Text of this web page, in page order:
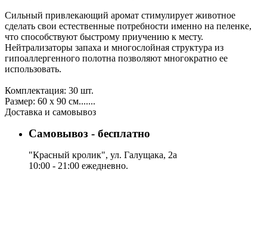
Сильный привлекающий аромат стимулирует животное
сделать свои естественные потребности именно на пеленке,
что способствуют быстрому приучению к месту.
Нейтрализаторы запаха и многослойная структура из
гипоаллергенного полотна позволяют многократно ее
использовать.
Комплектация: 30 шт.
Размер: 60 х 90 см.......
Доставка и самовывоз
Самовывоз - бесплатно
"Красный кролик", ул. Галущака, 2а
10:00 - 21:00 ежедневно.